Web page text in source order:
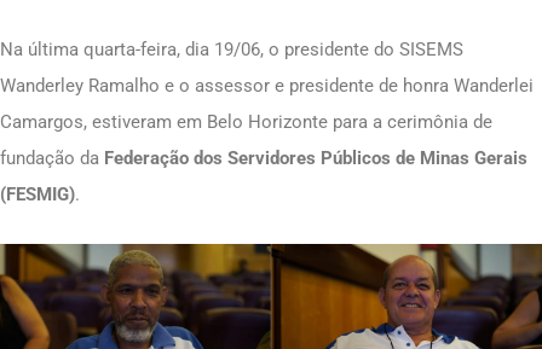
Na última quarta-feira, dia 19/06, o presidente do SISEMS
Wanderley Ramalho e o assessor e presidente de honra Wanderlei
Camargos, estiveram em Belo Horizonte para a cerimônia de
fundação da Federação dos Servidores Públicos de Minas Gerais
(FESMIG).